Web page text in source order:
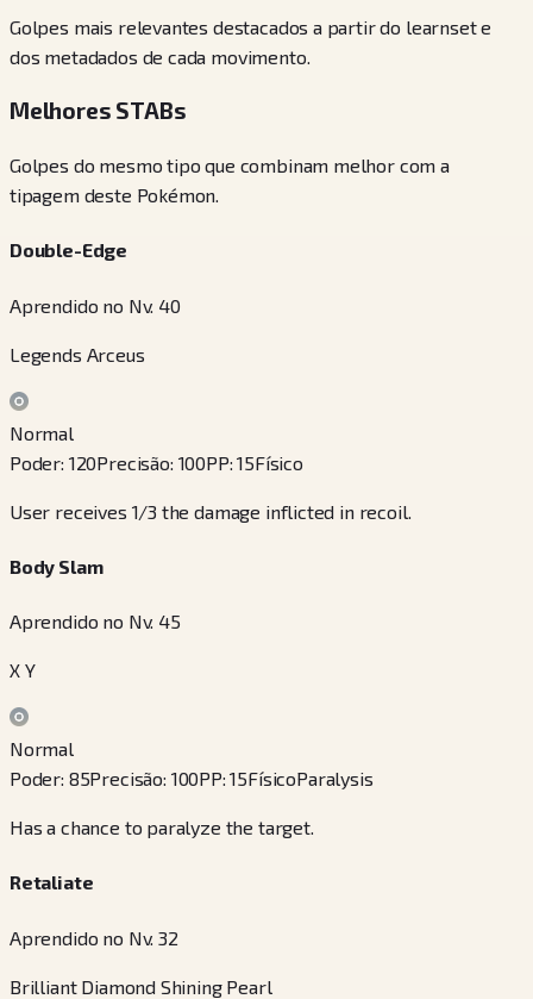
Golpes mais relevantes destacados a partir do learnset e
dos metadados de cada movimento.
Melhores STABs
Golpes do mesmo tipo que combinam melhor com a
tipagem deste Pokémon.
Double-Edge
Aprendido no Nv. 40
Legends Arceus
Normal
Poder: 120Precisão: 100PP:15Físico
User receives 1/3 the damage inflicted in recoil.
Body Slam
Aprendido no Nv. 45
X Y
Normal
Poder: 85Precisão: 100PP:15FísicoParalysis
Has a chance to paralyze the target.
Retaliate
Aprendido no Nv. 32
Brilliant Diamond Shining Pearl